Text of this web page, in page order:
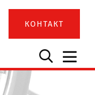
КОНТАКТ